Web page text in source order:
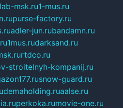
msk.ru1-mus.ru
purse-factory.ru
adler-jun.rubandamn.ru
1mus.rudarksand.ru
rtdco.ru
stroitelnyh-kompanij.ru
snow-guard.ru
demaholding.ruaalse.ru
perkoka.rumovie-one.ru